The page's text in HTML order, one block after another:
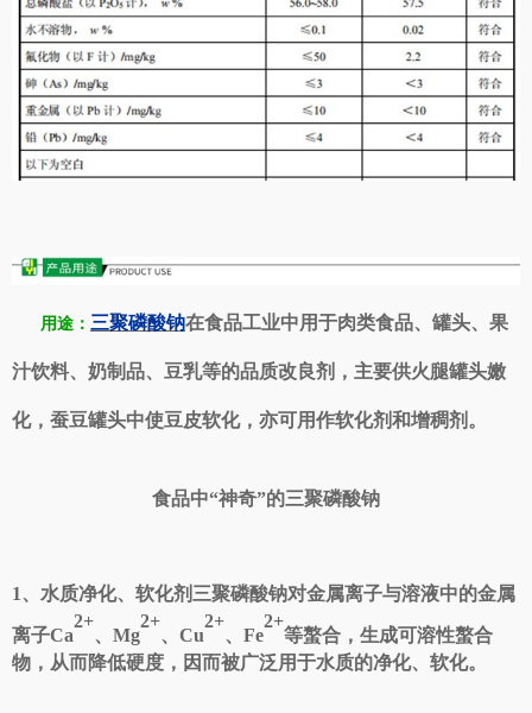
用途： 三聚磷酸钠在食品工业中用于肉类食品、罐头、果
汁饮料、奶制品、豆乳等的品质改良剂，主要供火腿罐头嫩
化，蚕豆罐头中使豆皮软化，亦可用作软化剂和增稠剂。
食品中“神奇”的三聚磷酸钠
1、水质净化、软化剂三聚磷酸钠对金属离子与溶液中的金属
离子Ca
2+
、 Mg
2+
、 Cu
2+
、 Fe
2+
等螯合，生成可溶性螯合
物，从而降低硬度，因而被广泛用于水质的净化、软化。